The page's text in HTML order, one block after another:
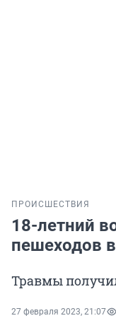
ПРОИСШЕСТВИЯ
18-летний
пешеходов
Травмы
27 февраля 2023, 21:07